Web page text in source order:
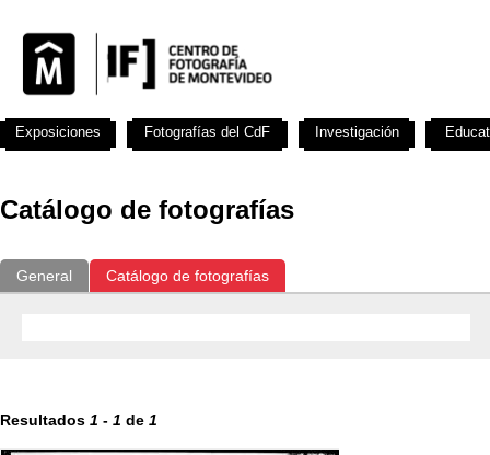
Catálogo de fotografías
General Catálogo de fotografías
Resultados 1 - 1 de 1
Exposiciones Fotografías del CdF Investigación